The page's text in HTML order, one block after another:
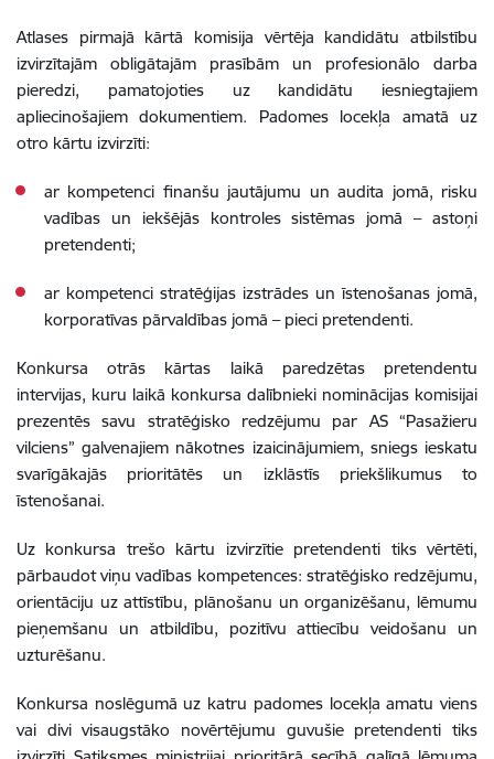
Atlases pirmajā kārtā komisija vērtēja kandidātu atbilstību
izvirzītajām obligātajām prasībām un profesionālo darba
pieredzi, pamatojoties uz kandidātu iesniegtajiem
apliecinošajiem dokumentiem. Padomes locekļa amatā uz
otro kārtu izvirzīti:
ar kompetenci finanšu jautājumu un audita jomā, risku
vadības un iekšējās kontroles sistēmas jomā – astoņi
pretendenti;
ar kompetenci stratēģijas izstrādes un īstenošanas jomā,
korporatīvas pārvaldības jomā – pieci pretendenti.
Konkursa otrās kārtas laikā paredzētas pretendentu
intervijas, kuru laikā konkursa dalībnieki nominācijas komisijai
prezentēs savu stratēģisko redzējumu par AS “Pasažieru
vilciens” galvenajiem nākotnes izaicinājumiem, sniegs ieskatu
svarīgākajās prioritātēs un izklāstīs priekšlikumus to
īstenošanai.
Uz konkursa trešo kārtu izvirzītie pretendenti tiks vērtēti,
pārbaudot viņu vadības kompetences: stratēģisko redzējumu,
orientāciju uz attīstību, plānošanu un organizēšanu, lēmumu
pieņemšanu un atbildību, pozitīvu attiecību veidošanu un
uzturēšanu.
Konkursa noslēgumā uz katru padomes locekļa amatu viens
vai divi visaugstāko novērtējumu guvušie pretendenti tiks